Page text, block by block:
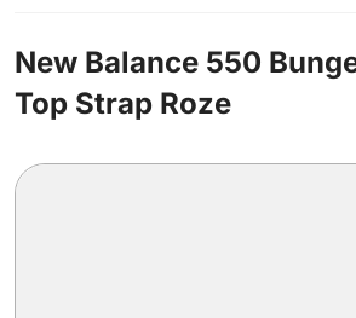
New Balance 550
Top Strap Roze